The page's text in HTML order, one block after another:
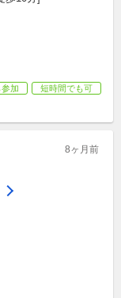
加
短時間でも可
8ヶ月前